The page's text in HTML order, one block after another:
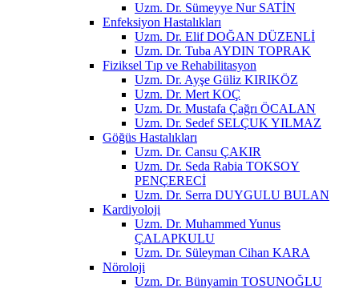
Uzm. Dr. Sümeyye Nur SATİN
Enfeksiyon Hastalıkları
Uzm. Dr. Elif DOĞAN DÜZENLİ
Uzm. Dr. Tuba AYDIN TOPRAK
Fiziksel Tıp ve Rehabilitasyon
Uzm. Dr. Ayşe Güliz KIRIKÖZ
Uzm. Dr. Mert KOÇ
Uzm. Dr. Mustafa Çağrı ÖCALAN
Uzm. Dr. Sedef SELÇUK YILMAZ
Göğüs Hastalıkları
Uzm. Dr. Cansu ÇAKIR
Uzm. Dr. Seda Rabia TOKSOY
PENÇERECİ
Uzm. Dr. Serra DUYGULU BULAN
Kardiyoloji
Uzm. Dr. Muhammed Yunus
ÇALAPKULU
Uzm. Dr. Süleyman Cihan KARA
Nöroloji
Uzm. Dr. Bünyamin TOSUNOĞLU